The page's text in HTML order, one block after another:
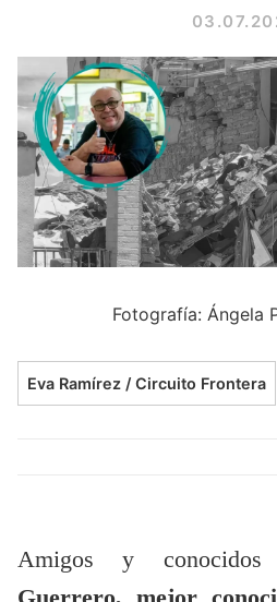
Fotografía: Ángela
Eva Ramírez / Circuito Frontera
Amigos y